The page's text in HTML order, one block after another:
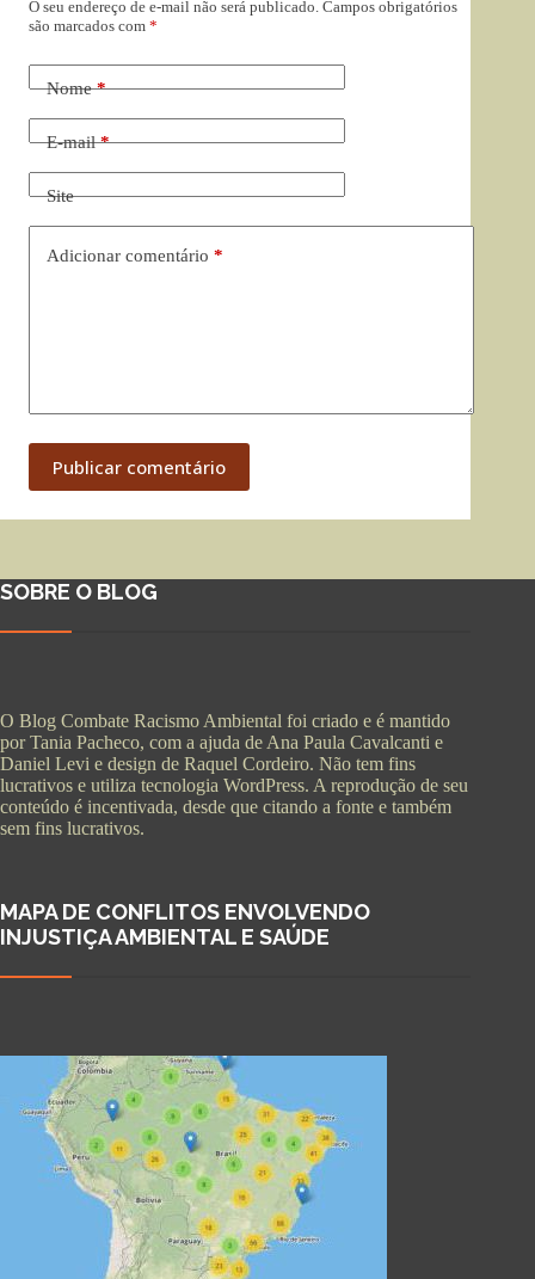
O seu endereço de e-mail não será publicado. Campos obrigatórios
são marcados com *
Nome*
E-mail*
Site
Adicionar comentário *
Publicar comentário
SOBRE O BLOG
O Blog Combate Racismo Ambiental foi criado e é mantido
por Tania Pacheco, com a ajuda de Ana Paula Cavalcanti e
Daniel Levi e design de Raquel Cordeiro. Não tem fins
lucrativos e utiliza tecnologia WordPress. A reprodução de seu
conteúdo é incentivada, desde que citando a fonte e também
sem fins lucrativos.
MAPA DE CONFLITOS ENVOLVENDO
INJUSTIÇA AMBIENTAL E SAÚDE